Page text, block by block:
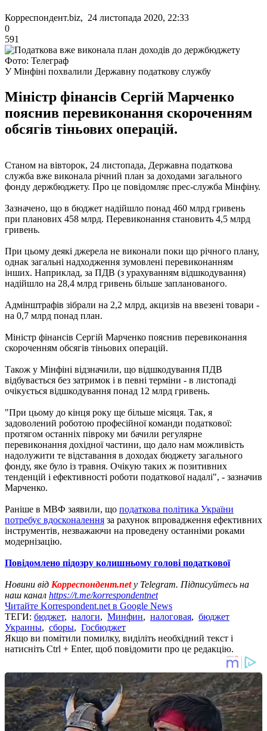
Корреспондент.biz, 24 листопада 2020, 22:33
0
591
Фото: Телеграф
У Мінфіні похвалили Державну податкову службу
Міністр фінансів Сергій Марченко
пояснив перевиконання скороченням
обсягів тіньових операцій.
Станом на вівторок, 24 листопада, Державна податкова
служба вже виконала річний план за доходами загального
фонду держбюджету. Про це повідомляє прес-служба Мінфіну.
Зазначено, що в бюджет надійшло понад 460 млрд гривень
при планових 458 млрд. Перевиконання становить 4,5 млрд
гривень.
При цьому деякі джерела не виконали поки що річного плану,
однак загальні надходження зумовлені перевиконанням
інших. Наприклад, за ПДВ (з урахуванням відшкодування)
надійшло на 28,4 млрд гривень більше запланованого.
Адмінштрафів зібрали на 2,2 млрд, акцизів на ввезені товари -
на 0,7 млрд понад план.
Міністр фінансів Сергій Марченко пояснив перевиконання
скороченням обсягів тіньових операцій.
Також у Мінфіні відзначили, що відшкодування ПДВ
відбувається без затримок і в певні терміни - в листопаді
очікується відшкодування понад 12 млрд гривень.
"При цьому до кінця року ще більше місяця. Так, я
задоволений роботою професійної команди податкової:
протягом останніх півроку ми бачили регулярне
перевиконання дохідної частини, що дало нам можливість
надолужити те відставання в доходах бюджету загального
фонду, яке було із травня. Очікую таких ж позитивних
тенденцій і ефективності роботи податкової надалі", - зазначив
Марченко.
Раніше в МВФ заявили, що податкова політика України
потребує вдосконалення за рахунок впровадження ефективних
інструментів, незважаючи на проведену останніми роками
модернізацію.
Повідомлено підозру колишньому голові податкової
Новини від Корреспондент.netу Telegram. Підписуйтесь на
наш канал https://t.me/korrespondentnet
Читайте Korrespondent.net в Google News
ТЕГИ: бюджет, налоги, Минфин, налоговая, бюджет
Украины, сборы, Госбюджет
Якщо ви помітили помилку, виділіть необхідний текст і
натисніть Ctrl + Enter, щоб повідомити про це редакцію.